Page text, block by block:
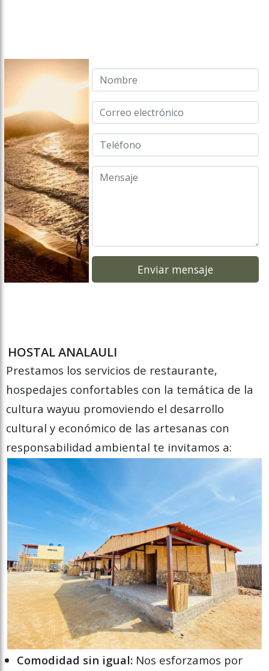
HOSTAL ANALAULI
Prestamos los servicios de restaurante,
hospedajes confortables con la temática de la
cultura wayuu promoviendo el desarrollo
cultural y económico de las artesanas con
responsabilidad ambiental te invitamos a:
Comodidad sin igual: Nos esforzamos por